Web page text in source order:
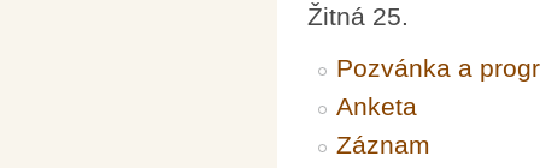
Žitná 25.
Pozvánka a
Anketa
Záznam